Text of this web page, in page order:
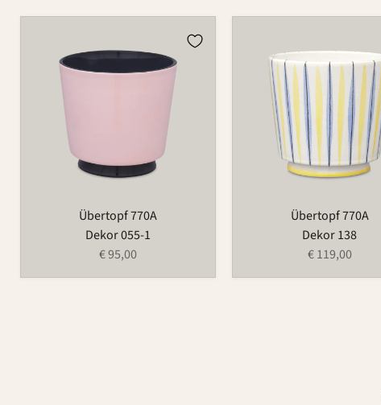
Übertopf 770A
Dekor 055-1
€ 95,00
Übertopf 770A
Dekor 138
€ 119,00